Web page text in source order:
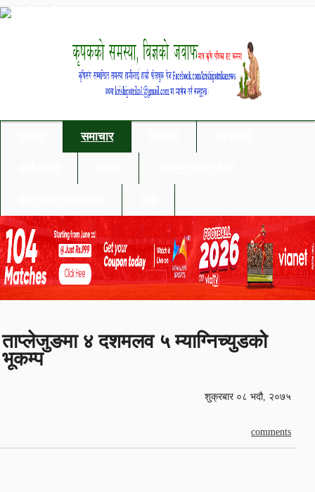
समाचार
ताप्लेजुङमा ४ दशमलव ५ म्याग्निच्युडको
भूकम्प
शुक्रबार ०८ भदौ, २०७५
comments